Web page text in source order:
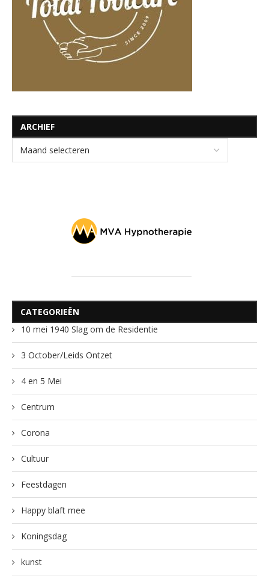
ARCHIEF
CATEGORIEËN
10 mei 1940 Slag om de Residentie
3 October/Leids Ontzet
4 en 5 Mei
Centrum
Corona
Cultuur
Feestdagen
Happy blaft mee
Koningsdag
kunst